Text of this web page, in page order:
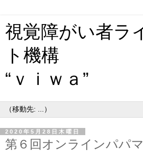
視覚障がい者ラ
ト機構
“ｖｉｗａ”
2020年5月28日木曜日
第６回オンラインパパ